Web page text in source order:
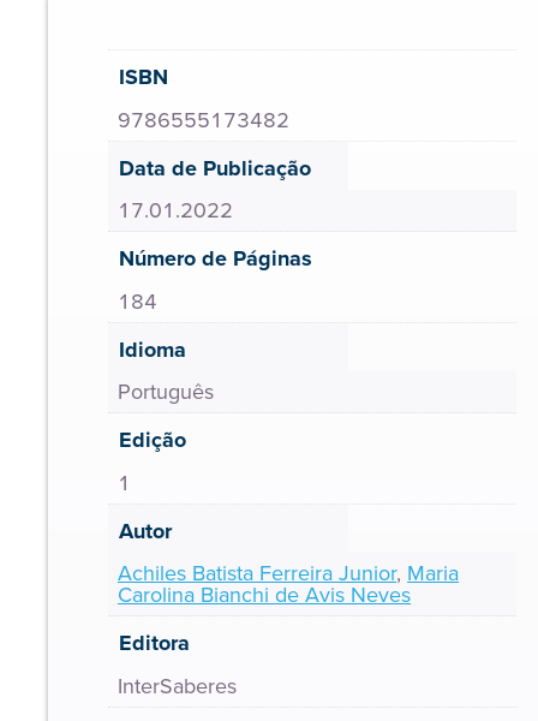
ISBN
9786555173482
Data de Publicação
17.01.2022
Número de Páginas
184
Idioma
Português
Edição
1
Autor
Achiles Batista Ferreira Junior, Maria
Carolina Bianchi de Avis Neves
Editora
InterSaberes